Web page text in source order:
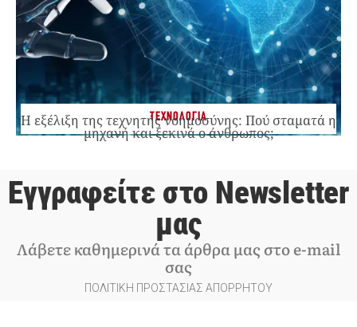
ΤΕΧΝΟΛΟΓΙΑ
Η εξέλιξη της τεχνητής νοημοσύνης: Πού σταματά η
μηχανή και ξεκινά ο άνθρωπος;
Εγγραφείτε στο Newsletter
μας
Λάβετε καθημερινά τα άρθρα μας στο e-mail
σας
ΠΟΛΙΤΙΚΗ ΠΡΟΣΤΑΣΙΑΣ ΑΠΟΡΡΗΤΟΥ